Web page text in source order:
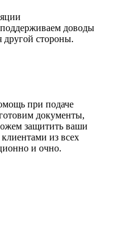
доводы
другой стороны.
при подаче
документы,
защитить ваши
из всех
и очно.